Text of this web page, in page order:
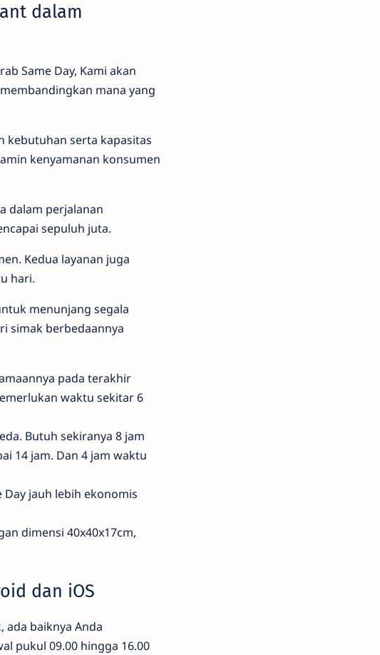
dalam
Same Day, Kami akan
mana yang
kebutuhan serta kapasitas
kenyamanan konsumen
dalam perjalanan
sepuluh juta.
Kedua layanan juga
hari.
menunjang segala
simak berbedaannya
pada terakhir
waktu sekitar 6
Butuh sekiranya 8 jam
14 jam. Dan 4 jam waktu
jauh lebih ekonomis
dimensi 40x40x17cm,
dan iOS
ada baiknya Anda
pukul 09.00 hingga 16.00